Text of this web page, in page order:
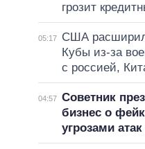
грозит
05:17
США
Кубы из-за
с россией,
04:57 Советник
бизнес о
угрозами